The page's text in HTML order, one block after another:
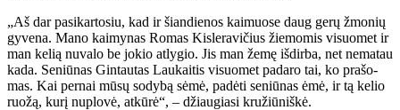
„Aš dar pa­si­kar­to­siu, kad ir šian­die­nos kai­muo­se daug ge­rų žmo­nių
gy­ve­na. Ma­no kai­my­nas Ro­mas Kis­le­ra­vi­čius žie­mo­mis vi­suo­met ir
man ke­lią nu­va­lo be jo­kio at­ly­gio. Jis man že­mę iš­dir­ba, net ne­ma­tau
ka­da. Se­niū­nas Gin­tau­tas Lau­kai­tis vi­suo­met pa­da­ro tai, ko pra­šo­
mas. Kai per­nai mū­sų so­dy­bą sė­mė, pa­dė­ti se­niū­nas ėmė, ir tą ke­lio
ruo­žą, ku­rį nu­plo­vė, at­kū­rė“, – džiau­gia­si kru­žiū­niš­kė.